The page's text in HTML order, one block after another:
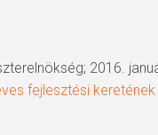
2016.
fejlesztési